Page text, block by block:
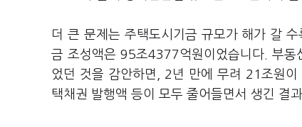
더 큰 문제는 주택도시기금 규모가 해가 갈
금 조성액은 95조4377억원이었습니다. 부
었던 것을 감안하면, 2년 만에 무려 21조원
택채권 발행액 등이 모두 줄어들면서 생긴 결